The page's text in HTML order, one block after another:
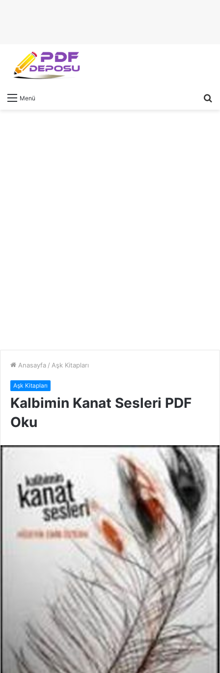
Menü
Anasayfa / Aşk Kitapları
Aşk Kitapları
Kalbimin Kanat Sesleri PDF
Oku